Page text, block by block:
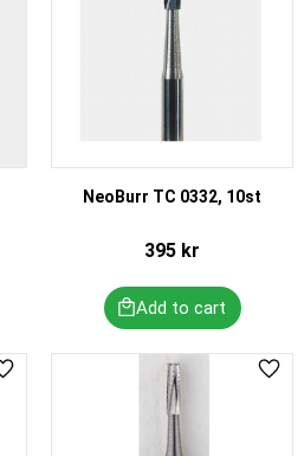
NeoBurr TC 0332, 10st
395 kr
Add to favorites Add